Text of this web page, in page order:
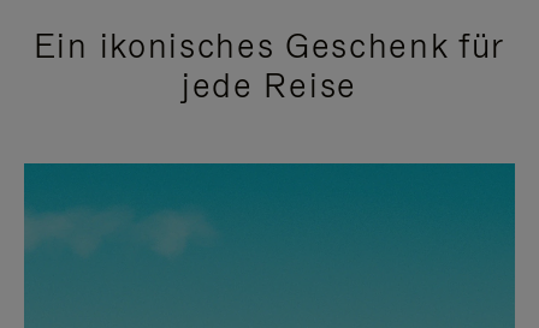
Ein ikonisches Geschenk für
jede Reise